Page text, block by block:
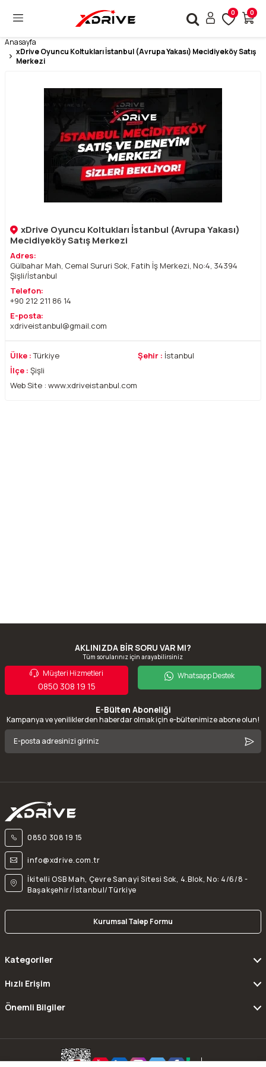
0 0
Anasayfa
xDrive Oyuncu Koltukları İstanbul (Avrupa Yakası) Mecidiyeköy Satış
Merkezi
xDrive Oyuncu Koltukları İstanbul (Avrupa Yakası)
Mecidiyeköy Satış Merkezi
Adres:
Gülbahar Mah, Cemal Sururi Sok, Fatih İş Merkezi, No:4, 34394
Şişli/İstanbul
Telefon:
+90 212 211 86 14
E-posta:
xdriveistanbul@gmail.com
Ülke :Türkiye Şehir : İstanbul
İlçe : Şişli
Web Site : www.xdriveistanbul.com
AKLINIZDA BİR SORU VAR MI?
Tüm sorularınız için arayabilirsiniz
Müşteri Hizmetleri
0850 308 19 15
Whatsapp Destek
E-Bülten Aboneliği
Kampanya ve yeniliklerden haberdar olmak için e-bültenimize abone olun!
0850 308 19 15
info@xdrive.com.tr
İkitelli OSB Mah, Çevre Sanayi Sitesi Sok, 4.Blok, No: 4/6/8 -
Başakşehir/İstanbul/Türkiye
Kurumsal Talep Formu
Kategoriler
Hızlı Erişim
Önemli Bilgiler